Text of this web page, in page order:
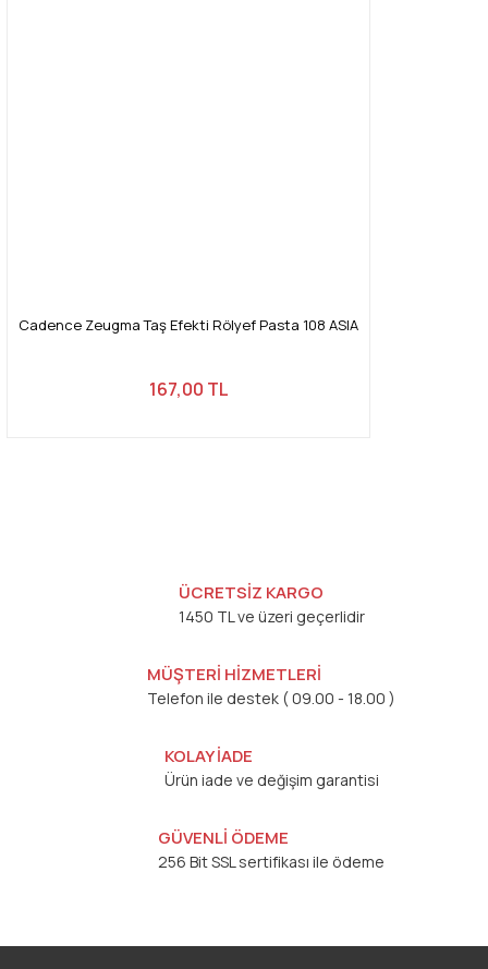
Cadence Zeugma Taş Efekti Rölyef Pasta 108 ASIA
167,00 TL
ÜCRETSİZ KARGO
1450 TL ve üzeri geçerlidir
MÜŞTERİ HİZMETLERİ
Telefon ile destek ( 09.00 - 18.00 )
KOLAY İADE
Ürün iade ve değişim garantisi
GÜVENLİ ÖDEME
256 Bit SSL sertifikası ile ödeme